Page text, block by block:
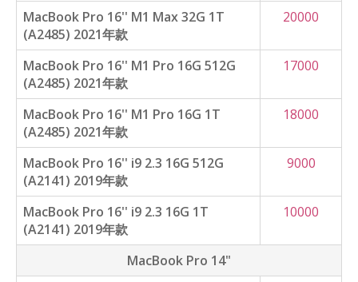
MacBook Pro 16'' M1 Max 32G 1T
(A2485) 2021年款
20000
MacBook Pro 16'' M1 Pro 16G 512G
(A2485) 2021年款
17000
MacBook Pro 16'' M1 Pro 16G 1T
(A2485) 2021年款
18000
MacBook Pro 16'' i9 2.3 16G 512G
(A2141) 2019年款
9000
MacBook Pro 16'' i9 2.3 16G 1T
(A2141) 2019年款
10000
MacBook Pro 14"